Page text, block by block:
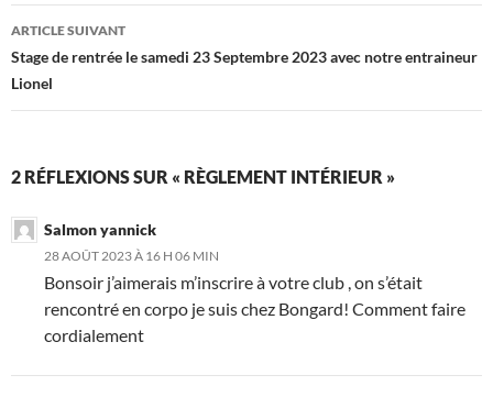
articles
ARTICLE SUIVANT
Stage de rentrée le samedi 23 Septembre 2023 avec notre entraineur
Lionel
2 RÉFLEXIONS SUR « RÈGLEMENT INTÉRIEUR »
Salmon yannick
28 AOÛT 2023 À 16 H 06 MIN
Bonsoir j’aimerais m’inscrire à votre club , on s’était
rencontré en corpo je suis chez Bongard! Comment faire
cordialement